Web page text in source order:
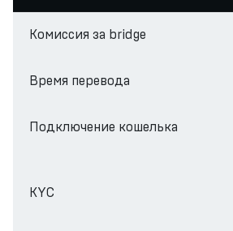
Комиссия за bridge
Время перевода
Подключение кошелька
KYC